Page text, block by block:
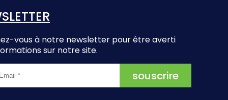
vous à notre newsletter pour être averti
sur notre site.